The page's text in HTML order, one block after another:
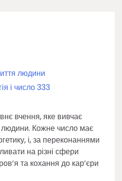
людини
і число 333
вчення, яке вивчає
Кожне число має
і, за переконаннями
на різні сфери
та кохання до кар’єри